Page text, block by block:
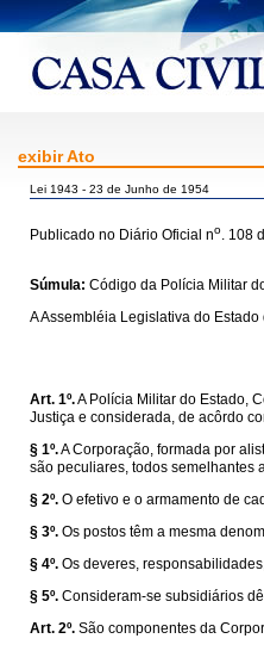
exibir Ato
Lei 1943 - 23 de Junho de 1954
Publicado no Diário Oficial no. 108
Súmula: Código da Polícia Militar
A Assembléia Legislativa do
Art. 1º.A Polícia Militar do Estado,
Justiça e considerada, de acôrdo
§ 1º.A Corporação, formada por
são peculiares, todos semelhantes
§ 2º. O efetivo e o armamento de
§ 3º. Os postos têm a mesma
§ 4º. Os deveres,
§ 5º. Consideram-se subsidiários
Art. 2º. São componentes da